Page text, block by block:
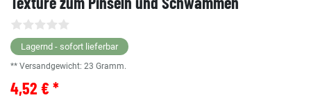
Lagernd - sofort lieferbar
** Versandgewicht: 23 Gramm.
4,52 € *